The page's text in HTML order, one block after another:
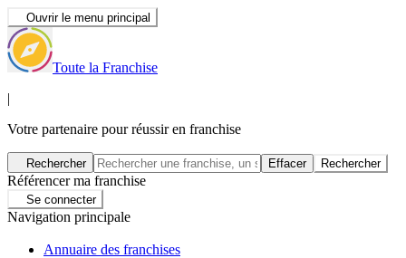
Ouvrir le menu principal
Toute la Franchise
|
Votre partenaire pour réussir en franchise
Rechercher Effacer Rechercher
Référencer ma franchise
Se connecter
Navigation principale
Annuaire des franchises